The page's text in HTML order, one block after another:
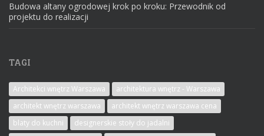
Budowa altany ogrodowej krok po kroku: Przewodnik od
projektu do realizacji
TAGI
Architekci wnętrz Warszawa
architektura wnętrz - Warszawa
architekt wnętrz warszawa
architekt wnętrz warszawa cena
blaty do kuchni
designerskie stoły do jadalni